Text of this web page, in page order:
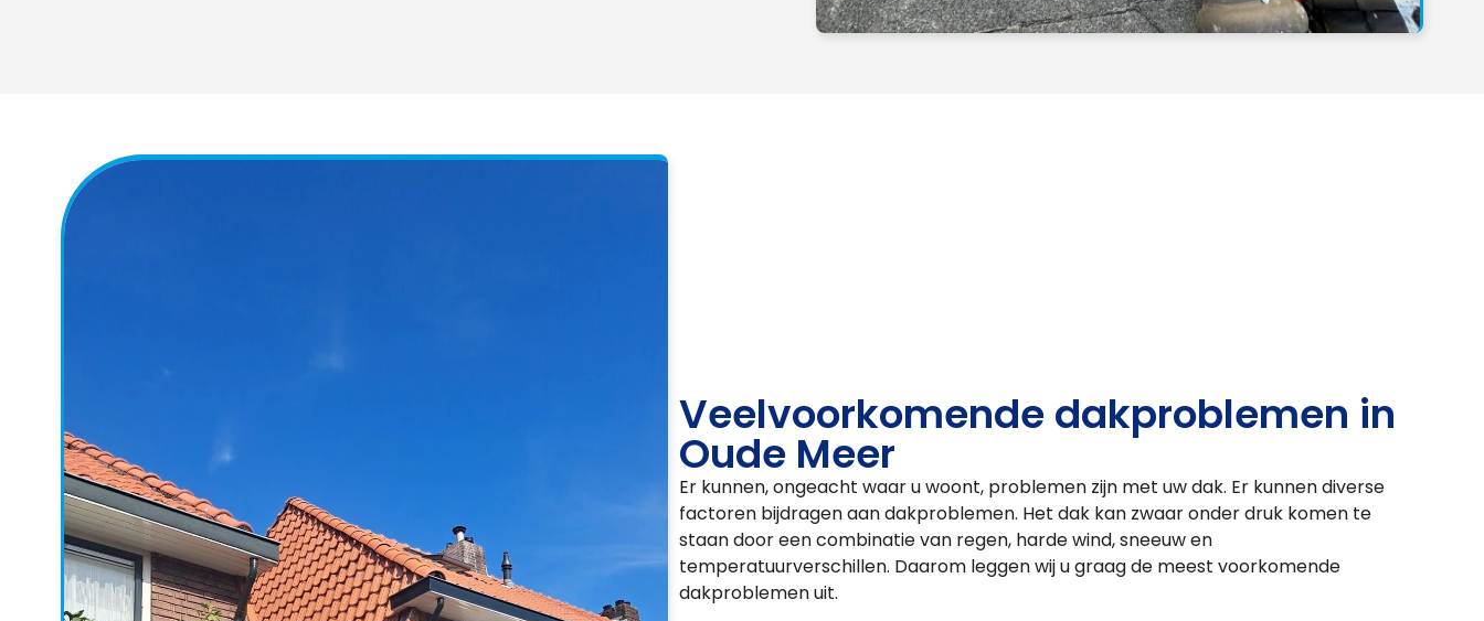
Veelvoorkomende dakproblemen in
Oude Meer
Er kunnen, ongeacht waar u woont, problemen zijn met uw dak. Er kunnen diverse
factoren bijdragen aan dakproblemen. Het dak kan zwaar onder druk komen te
staan door een combinatie van regen, harde wind, sneeuw en
temperatuurverschillen. Daarom leggen wij u graag de meest voorkomende
dakproblemen uit.